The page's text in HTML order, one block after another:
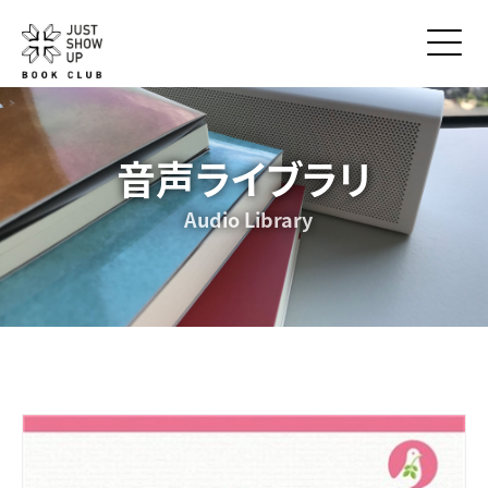
音声ライブラリ
Audio Library